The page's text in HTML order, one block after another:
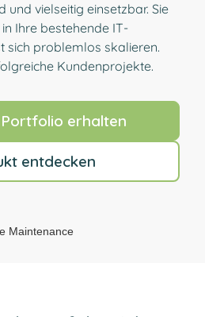
und vielseitig einsetzbar. Sie
Ihre bestehende IT-
sich problemlos skalieren.
Kundenprojekte.
Portfolio erhalten
entdecken